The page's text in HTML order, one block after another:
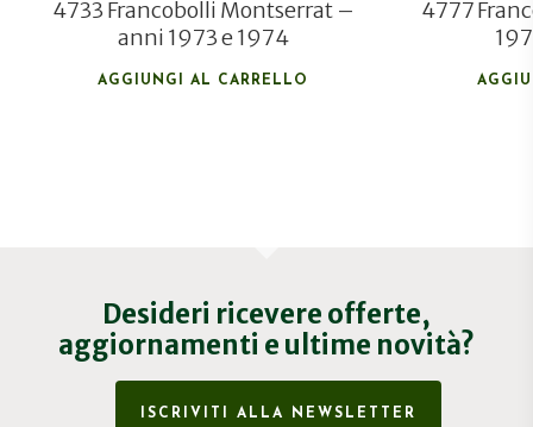
4733 Francobolli Montserrat –
anni 1973 e 1974
AGGIUNGI AL CARRELLO
4777
Desideri ricevere offerte,
aggiornamenti e ultime novità?
ISCRIVITI ALLA NEWSLETTER